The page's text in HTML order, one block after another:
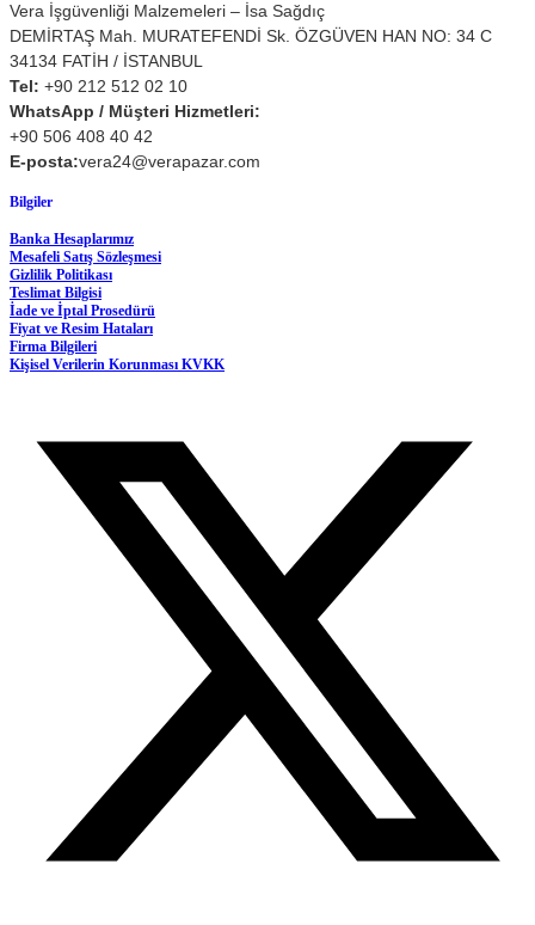
Vera İşgüvenliği Malzemeleri – İsa Sağdıç
DEMİRTAŞ Mah. MURATEFENDİ Sk. ÖZGÜVEN HAN NO: 34 C
34134 FATİH / İSTANBUL
Tel: +90 212 512 02 10
WhatsApp / Müşteri Hizmetleri:
+90 506 408 40 42
E-posta:vera24@verapazar.com
Bilgiler
Banka Hesaplarımız
Mesafeli Satış Sözleşmesi
Gizlilik Politikası
Teslimat Bilgisi
İade ve İptal Prosedürü
Fiyat ve Resim Hataları
Firma Bilgileri
Kişisel Verilerin Korunması KVKK